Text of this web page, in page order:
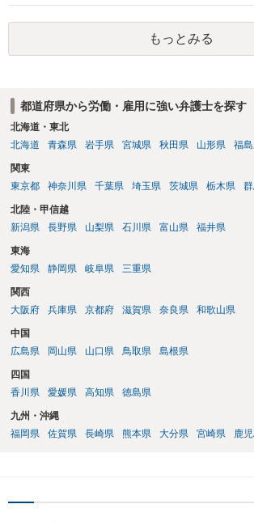
の弁護士にご相談ください。 以上、ご参考まで。
もっとみる
都道府県から労働・雇用に強い弁護士を探す
北海道・東北
北海道
青森県 岩手県 宮城県 秋田県 山形県 福
関東
東京都
神奈川県 千葉県 埼玉県 茨城県 栃木県
北陸・甲信越
新潟県
長野県 山梨県 石川県 富山県 福井県
東海
愛知県
静岡県 岐阜県 三重県
関西
大阪府
兵庫県 京都府 滋賀県 奈良県 和歌山県
中国
広島県
岡山県 山口県 鳥取県 島根県
四国
香川県
愛媛県 高知県 徳島県
九州・沖縄
福岡県
佐賀県 長崎県 熊本県 大分県 宮崎県 鹿